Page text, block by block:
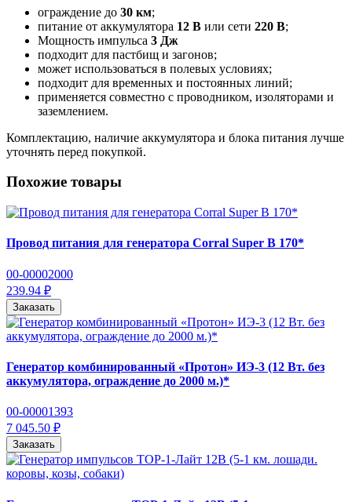
ограждение до 30 км;
питание от аккумулятора 12 В или сети 220 В;
Мощность импульса 3 Дж
подходит для пастбищ и загонов;
может использоваться в полевых условиях;
подходит для временных и постоянных линий;
применяется совместно с проводником, изоляторами и
заземлением.
Комплектацию, наличие аккумулятора и блока питания лучше
уточнять перед покупкой.
Похожие товары
Провод питания для генератора Corral Super B 170*
00-00002000
239.94 ₽
Заказать
Генератор комбинированный «Протон» ИЭ-3 (12 Вт. без
аккумулятора, ограждение до 2000 м.)*
00-00001393
7 045.50 ₽
Заказать